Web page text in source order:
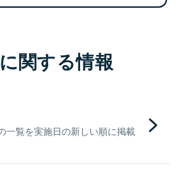
関する情報
一覧を実施日の新しい順に掲載